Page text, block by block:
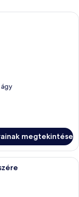
szállodai szoba,
ágy
megtekintése
szállodai szoba,